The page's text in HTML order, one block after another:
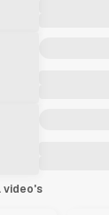
video's